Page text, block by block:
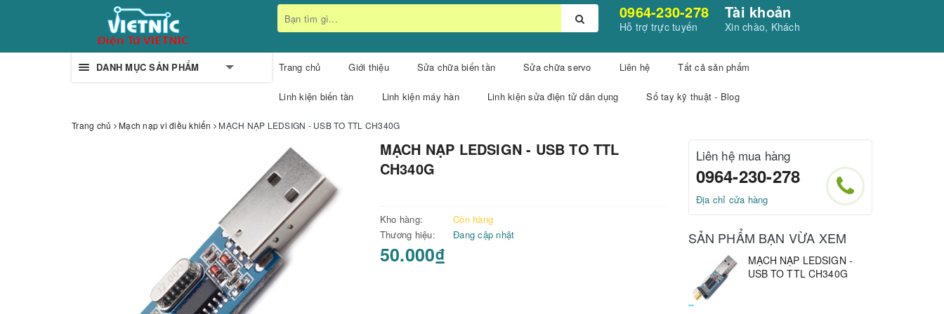
0964-230-278
Hỗ trợ trực tuyến
Tài khoản
Xin chào, Khách
DANH MỤC SẢN PHẨM Trang chủ Giới thiệu Sửa chữa biến tần Sửa chữa servo Liên hệ Tất cả sản phẩm
Linh kiện biến tần Linh kiện máy hàn Linh kiện sửa điện tử dân dụng Sổ tay kỹ thuật - Blog
Trang chủ Mạch nạp vi điều khiển MẠCH NẠP LEDSIGN - USB TO TTL CH340G
MẠCH NẠP LEDSIGN - USB TO TTL
CH340G
Kho hàng:
Còn hàng
Thương hiệu:
Đang cập nhật
50.000₫
Liên hệ mua hàng
0964-230-278
Địa chỉ cửa hàng
SẢN PHẨM BẠN VỪA XEM
MẠCH NẠP LEDSIGN -
USB TO TTL CH340G